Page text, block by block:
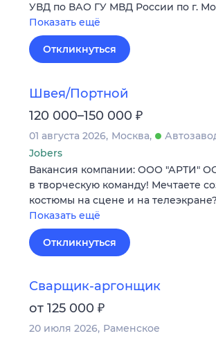
УВД по ВАО ГУ МВД России по г.
Показать ещё
Откликнуться
Швея/Портной
120 000–150 000 ₽
01 августа 2026 Москва
Jobers
Вакансия компании: ООО "АРТИ"
в творческую команду! Мечтаете
костюмы на сцене и на
Показать ещё
Откликнуться
Сварщик-аргонщик
от 125 000 ₽
20 июля 2026 Раменское